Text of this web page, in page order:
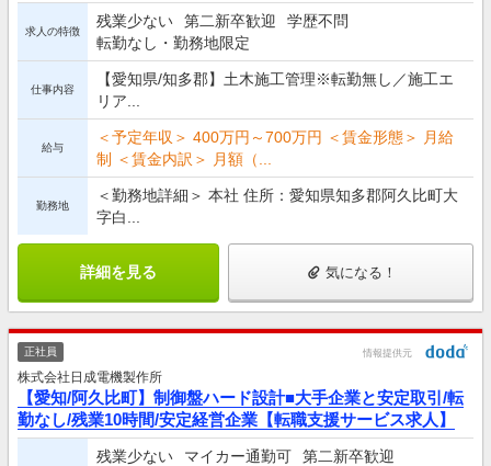
求人の特徴
残業少ない 第二新卒歓迎
学歴不問
転勤なし・勤務地限定
仕事内容
【愛知県/知多郡】土木施工管理※転勤無し／施工エ
リア...
給与
＜予定年収＞ 400万円～700万円 ＜賃金形態＞ 月給
制 ＜賃金内訳＞ 月額（...
勤務地
＜勤務地詳細＞ 本社 住所：愛知県知多郡阿久比町大
字白...
詳細を見る 気になる！
正社員 情報提供元
株式会社日成電機製作所
【愛知/阿久比町】制御盤ハード設計■大手企業と安定取引/転
勤なし/残業10時間/安定経営企業【転職支援サービス求人】
残業少ない マイカー通勤可
第二新卒歓迎